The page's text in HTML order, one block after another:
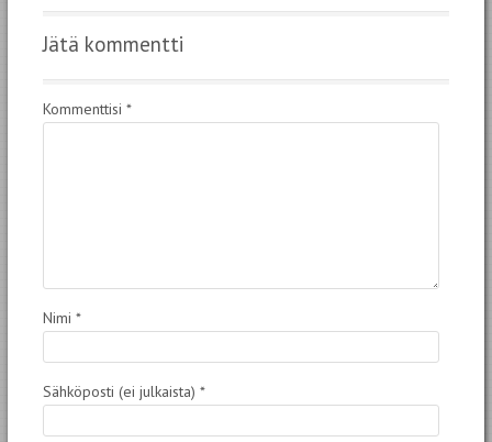
Jätä kommentti
Kommenttisi *
Nimi *
Sähköposti (ei julkaista) *